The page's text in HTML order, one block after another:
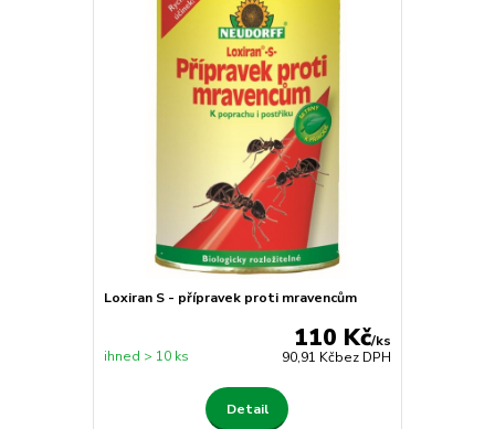
Loxiran S - přípravek proti mravencům
110 Kč/ks
90,91 Kčbez DPH
ihned > 10 ks
Detail